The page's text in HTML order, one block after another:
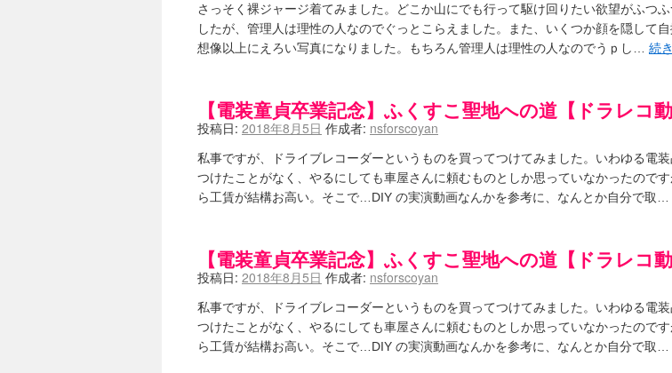
咲-Saki- | にゅいのって / 咲-Saki-臨時アンテナ (11:50)
咲-Saki-ブログ！～麻雀下手でも咲が好き～ / ブログ名変更のお知らせ (03:10)
嶺上航路 / ドラフト前日なので中日ドラゴンズのドラフト指名を予想してみる ～後～ (02:52)
from A to K / [咲-saki-][麻雀ゲーム]【ゲーム】セガのMJシリーズで2年ぶりの夏の咲-Saki-CUP
紺フェス - 咲-Saki- / 【越谷SS】とろけそうな日 (15:31)
ユズポニッキ - 咲-Saki- / ☆ #咲実写 ☆告知☆オンライン上映会☆ 阿知賀編☆７月21日(土)ド
ああ、あの牌？ - 咲-Saki- / シノハユ菰沢中関連(江津・大田)の登場舞台まとめ
宮守大好き帳 / 告知 (13:04)
麻雀アニメ＆麻雀ゲームあれこれ / 厄介な相手だよ！ あんたは……！！ ／ 咲-Saki- 第186
ばるのまーじゃん日和 - 咲-saki- / クリスマス！！そして… (10:28)
ひまじんひまんじ / 読書の秋、と言います故 (08:00)
煌-Subara- - 咲-saki- / シノハユ感想 (13:19)
SYNTH 2006 - 咲 -Saki- / 阿知賀編をドヤ顔に着目しながらまたまた読み返しました
かえんだん - 咲-Saki- / 朱里「そげなこつ私がやっておきますから！」煌「それには及びません
Saki-1 グランプリ ～咲ワン～ / しわが誕生することは老化現象だと言えます…。
木と木と木 - 咲-saki- / 新道寺の本 (00:00)
ヤンデレ・狂気の百合SSブログ / 【咲-Saki-SS：久咲】そして私たちは、空へ、空へ【絶望
さっそく裸ジャージ着てみました。どこか山にでも行って駆け回りたい欲望がふつ
したが、管理人は理性の人なのでぐっとこらえました。また、いくつか顔を隠して
想像以上にえろい写真になりました。もちろん管理人は理性の人なのでうｐし… 続
【電装童貞卒業記念】ふくすこ聖地への道【ドラレコ動
投稿日: 2018年8月5日 作成者: nsforscoyan
私事ですが、ドライブレコーダーというものを買ってつけてみました。いわゆる電
つけたことがなく、やるにしても車屋さんに頼むものとしか思っていなかったので
ら工賃が結構お高い。そこで…DIY の実演動画なんかを参考に、なんとか自分で取…
【電装童貞卒業記念】ふくすこ聖地への道【ドラレコ動
投稿日: 2018年8月5日 作成者: nsforscoyan
私事ですが、ドライブレコーダーというものを買ってつけてみました。いわゆる電
つけたことがなく、やるにしても車屋さんに頼むものとしか思っていなかったので
ら工賃が結構お高い。そこで…DIY の実演動画なんかを参考に、なんとか自分で取…